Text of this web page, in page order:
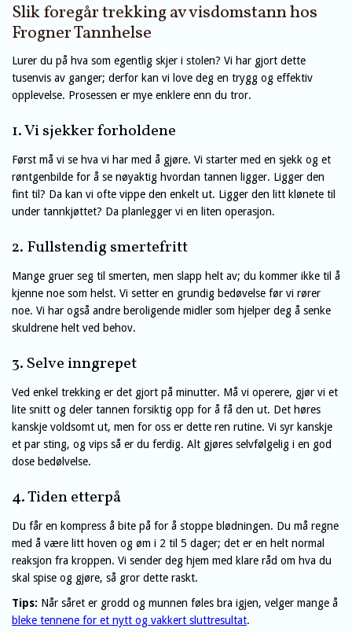
Slik foregår trekking av visdomstann hos
Frogner Tannhelse
Lurer du på hva som egentlig skjer i stolen? Vi har gjort dette
tusenvis av ganger; derfor kan vi love deg en trygg og effektiv
opplevelse. Prosessen er mye enklere enn du tror.
1. Vi sjekker forholdene
Først må vi se hva vi har med å gjøre. Vi starter med en sjekk og et
røntgenbilde for å se nøyaktig hvordan tannen ligger. Ligger den
fint til? Da kan vi ofte vippe den enkelt ut. Ligger den litt klønete til
under tannkjøttet? Da planlegger vi en liten operasjon.
2. Fullstendig smertefritt
Mange gruer seg til smerten, men slapp helt av; du kommer ikke til å
kjenne noe som helst. Vi setter en grundig bedøvelse før vi rører
noe. Vi har også andre beroligende midler som hjelper deg å senke
skuldrene helt ved behov.
3. Selve inngrepet
Ved enkel trekking er det gjort på minutter. Må vi operere, gjør vi et
lite snitt og deler tannen forsiktig opp for å få den ut. Det høres
kanskje voldsomt ut, men for oss er dette ren rutine. Vi syr kanskje
et par sting, og vips så er du ferdig. Alt gjøres selvfølgelig i en god
dose bedølvelse.
4. Tiden etterpå
Du får en kompress å bite på for å stoppe blødningen. Du må regne
med å være litt hoven og øm i 2 til 5 dager; det er en helt normal
reaksjon fra kroppen. Vi sender deg hjem med klare råd om hva du
skal spise og gjøre, så gror dette raskt.
Tips: Når såret er grodd og munnen føles bra igjen, velger mange å
bleke tennene for et nytt og vakkert sluttresultat.